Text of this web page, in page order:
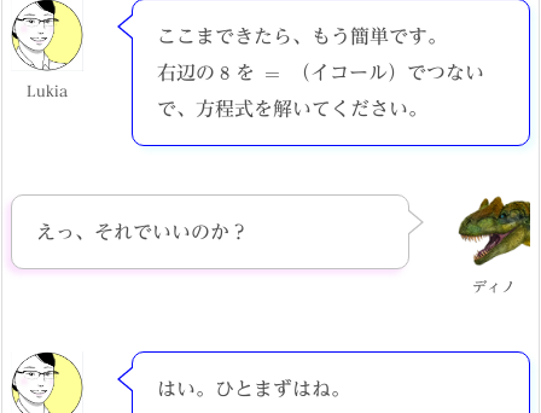
Lukia
ここまできたら、もう簡単です。
右辺の 8 を
（イコール）でつない
で、方程式を解いてください。
ディノ
えっ、それでいいのか？
はい。ひとまずはね。